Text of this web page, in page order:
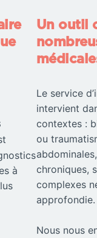
à
Un outil
Le service
intervient
contextes :
ou
chroniques,
complexes
approfondie.
Nous nous